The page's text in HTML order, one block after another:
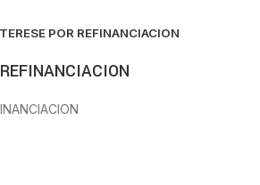
POR REFINANCIACION